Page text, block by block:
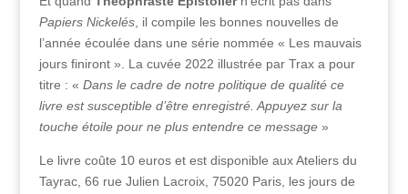
Papiers Nickelés, il compile les bonnes nouvelles de
l’année écoulée dans une série nommée « Les mauvais
jours finiront ». La cuvée 2022 illustrée par Trax a pour
titre : « Dans le cadre de notre politique de qualité ce
livre est susceptible d’être enregistré. Appuyez sur la
touche étoile pour ne plus entendre ce message»
Le livre coûte 10 euros et est disponible aux Ateliers du
Tayrac, 66 rue Julien Lacroix, 75020 Paris, les jours de